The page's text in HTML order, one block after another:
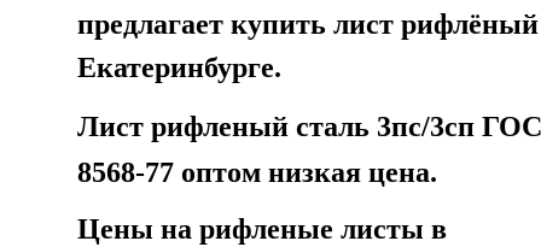
предлагает купить лист
Екатеринбурге.
Лист рифленый сталь 3пс/3сп
8568-77 оптом низкая цена.
Цены на рифленые листы в